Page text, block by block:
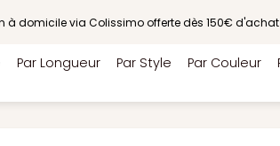
à domicile via Colissimo offerte dès 150€ d'achat
Par Longueur Par Style Par Couleur